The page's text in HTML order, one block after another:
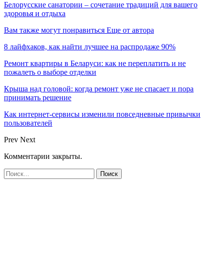
Белорусские санатории – сочетание традиций для вашего
здоровья и отдыха
Вам также могут понравиться Еще от автора
8 лайфхаков, как найти лучшее на распродаже 90%
Ремонт квартиры в Беларуси: как не переплатить и не
пожалеть о выборе отделки
Крыша над головой: когда ремонт уже не спасает и пора
принимать решение
Как интернет-сервисы изменили повседневные привычки
пользователей
Prev Next
Комментарии закрыты.